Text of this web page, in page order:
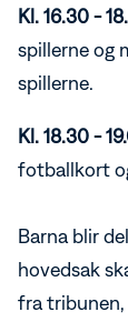
Kl. 16.30 -
spillerne og
spillerne.
Kl. 18.30 -
fotballkort
Barna blir
hovedsak
fra